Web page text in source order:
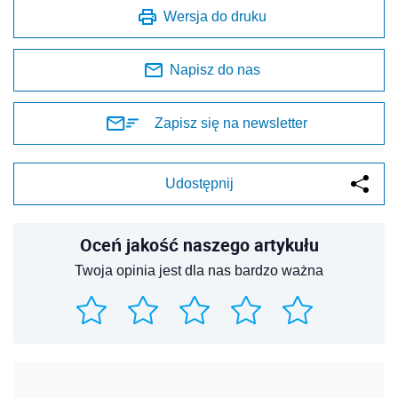
Wersja do druku
Napisz do nas
Zapisz się na newsletter
Udostępnij
Oceń jakość naszego artykułu
Twoja opinia jest dla nas bardzo ważna